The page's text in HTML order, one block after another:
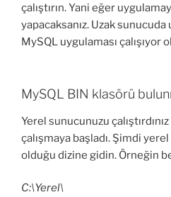
çalıştırın. Yani eğer
yapacaksanız. Uzak sunucuda
MySQL uygulaması çalışıyor
MySQL BIN klasörü
Yerel sunucunuzu
çalışmaya başladı. Şimdi
olduğu dizine gidin. Örneğin
C:\Yerel\